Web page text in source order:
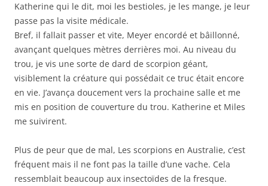
Katherine qui le dit, moi les bestioles, je les mange, je leur
passe pas la visite médicale.
Bref, il fallait passer et vite, Meyer encordé et bâillonné,
avançant quelques mètres derrières moi. Au niveau du
trou, je vis une sorte de dard de scorpion géant,
visiblement la créature qui possédait ce truc était encore
en vie. J’avança doucement vers la prochaine salle et me
mis en position de couverture du trou. Katherine et Miles
me suivirent.
Plus de peur que de mal, Les scorpions en Australie, c’est
fréquent mais il ne font pas la taille d’une vache. Cela
ressemblait beaucoup aux insectoïdes de la fresque.